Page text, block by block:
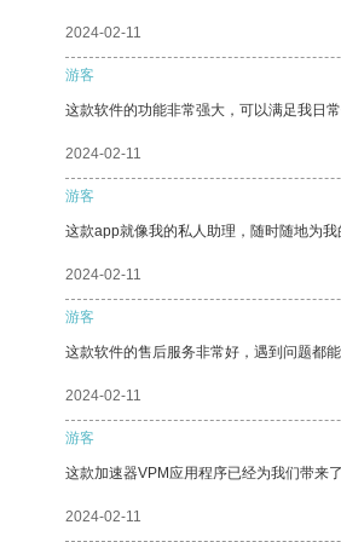
2024-02-11
游客
这款软件的功能非常强大，可以满足我日常
2024-02-11
游客
这款app就像我的私人助理，随时随地为我
2024-02-11
游客
这款软件的售后服务非常好，遇到问题都能
2024-02-11
游客
这款加速器VPM应用程序已经为我们带来
2024-02-11